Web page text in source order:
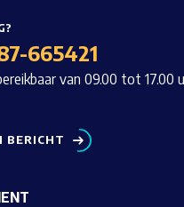
665421
van 09.00 tot 17.00
BERICHT